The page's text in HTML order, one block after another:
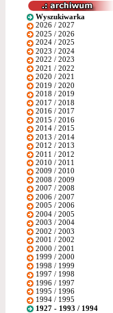
Wyszukiwarka
2026 / 2027
2025 / 2026
2024 / 2025
2023 / 2024
2022 / 2023
2021 / 2022
2020 / 2021
2019 / 2020
2018 / 2019
2017 / 2018
2016 / 2017
2015 / 2016
2014 / 2015
2013 / 2014
2012 / 2013
2011 / 2012
2010 / 2011
2009 / 2010
2008 / 2009
2007 / 2008
2006 / 2007
2005 / 2006
2004 / 2005
2003 / 2004
2002 / 2003
2001 / 2002
2000 / 2001
1999 / 2000
1998 / 1999
1997 / 1998
1996 / 1997
1995 / 1996
1994 / 1995
1927 - 1993 / 1994